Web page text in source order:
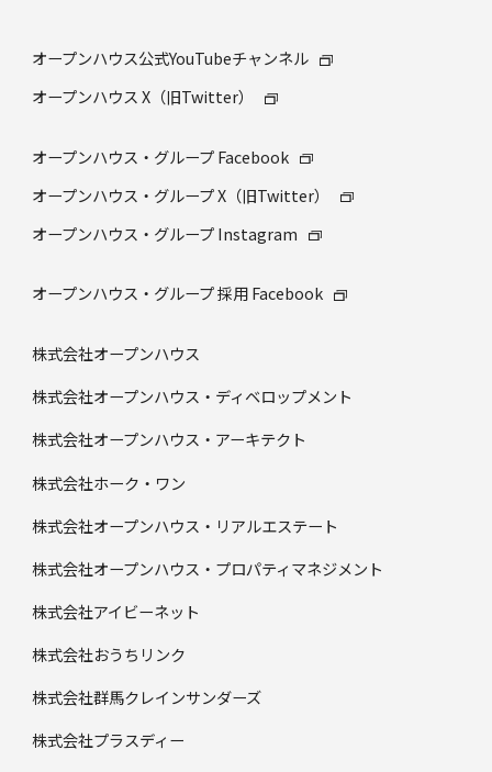
オープンハウス公式YouTubeチャンネル
オープンハウス X（旧Twitter）
オープンハウス・グループ Facebook
オープンハウス・グループ X（旧Twitter）
オープンハウス・グループ Instagram
オープンハウス・グループ 採⽤ Facebook
株式会社オープンハウス
株式会社オープンハウス・ディベロップメント
株式会社オープンハウス・アーキテクト
株式会社ホーク・ワン
株式会社オープンハウス・リアルエステート
株式会社オープンハウス・プロパティマネジメント
株式会社アイビーネット
株式会社おうちリンク
株式会社群馬クレインサンダーズ
株式会社プラスディー